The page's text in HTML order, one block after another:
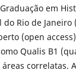
em
Rio de Janeiro
(open
Qualis B1
correlatas.